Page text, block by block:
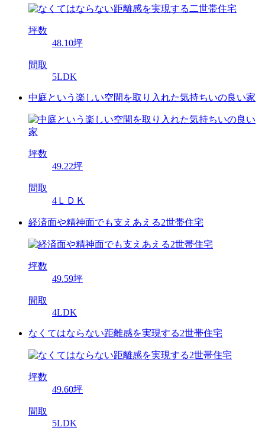
坪数
48.10坪
間取
5LDK
中庭という楽しい空間を取り入れた気持ちいの良い家
坪数
49.22坪
間取
4ＬＤＫ
経済面や精神面でも支えあえる2世帯住宅
坪数
49.59坪
間取
4LDK
なくてはならない距離感を実現する2世帯住宅
坪数
49.60坪
間取
5LDK